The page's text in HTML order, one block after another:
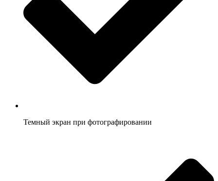
Темный экран при фотографировании